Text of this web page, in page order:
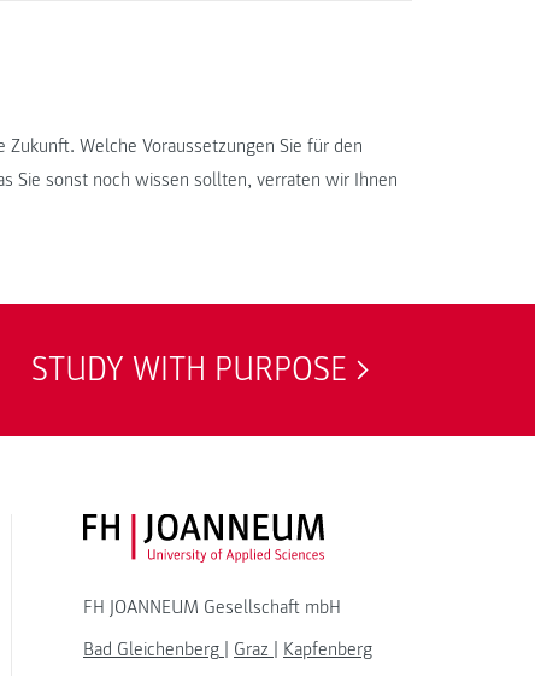
Welche Voraussetzungen Sie für den
Sie sonst noch wissen sollten, verraten wir Ihnen
STUDY WITH PURPOSE
FH JOANNEUM Logo
FH JOANNEUM Gesellschaft mbH
Bad Gleichenberg
Graz
Kapfenberg